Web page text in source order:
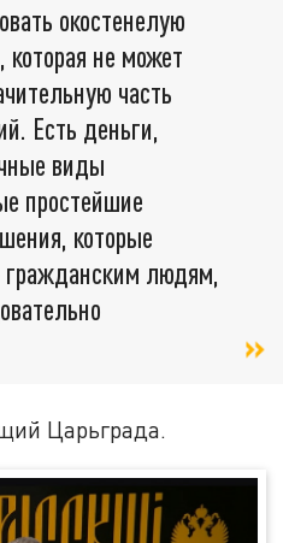
окостенелую
которая не может
часть
Есть деньги,
виды
простейшие
которые
людям,
Царьграда.